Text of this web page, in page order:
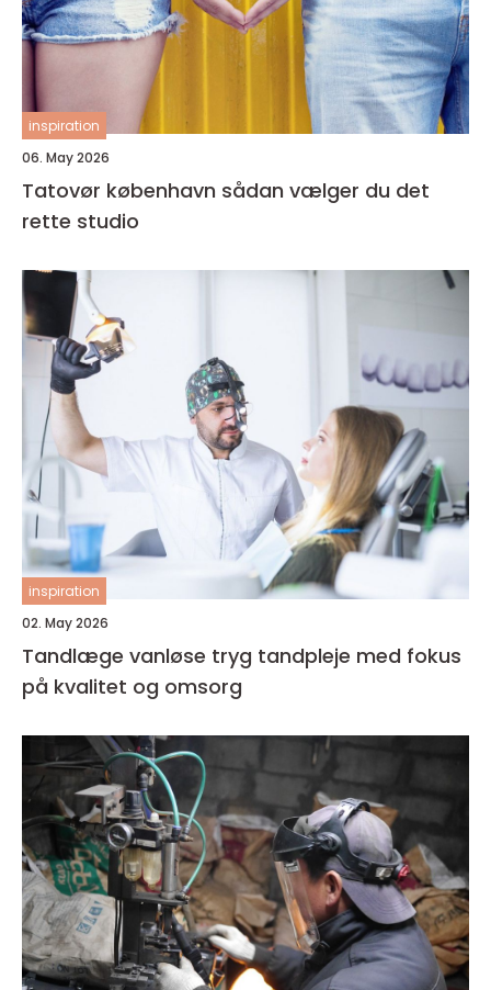
inspiration
06. May 2026
Tatovør københavn sådan vælger du det
rette studio
inspiration
02. May 2026
Tandlæge vanløse tryg tandpleje med fokus
på kvalitet og omsorg